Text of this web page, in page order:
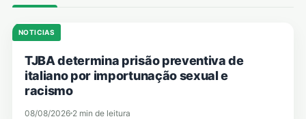
NOTICIAS
TJBA determina prisão preventiva de
italiano por importunação sexual e
racismo
08/08/2026 2 min de leitura